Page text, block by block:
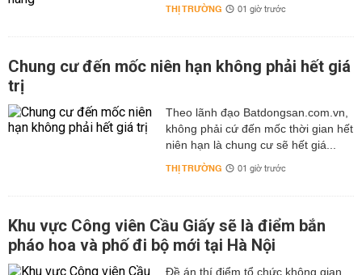
THỊ TRƯỜNG 01 giờ trước
Chung cư đến mốc niên hạn không phải hết giá
trị
Theo lãnh đạo Batdongsan.com.vn,
không phải cứ đến mốc thời gian hết
niên hạn là chung cư sẽ hết giá...
THỊ TRƯỜNG 01 giờ trước
Khu vực Công viên Cầu Giấy sẽ là điểm bắn
pháo hoa và phố đi bộ mới tại Hà Nội
Đề án thí điểm tổ chức không gian